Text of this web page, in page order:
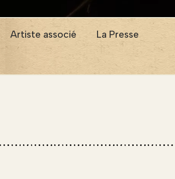
Artiste associé
La Presse